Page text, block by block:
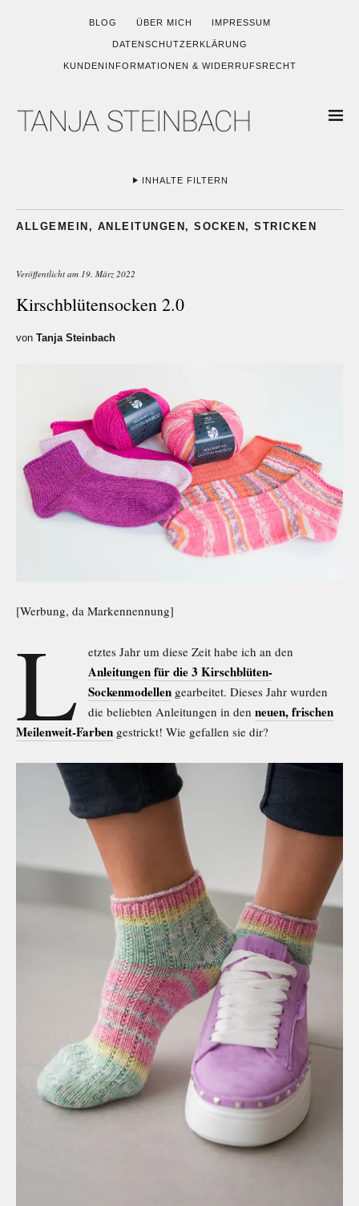
BLOG ÜBER MICH IMPRESSUM
DATENSCHUTZERKLÄRUNG
KUNDENINFORMATIONEN & WIDERRUFSRECHT
INHALTE FILTERN
ALLGEMEIN , ANLEITUNGEN , SOCKEN , STRICKEN
Veröffentlicht am 19. März 2022
Kirschblütensocken 2.0
von Tanja Steinbach
[Werbung, da Markennennung]
L etztes Jahr um diese Zeit habe ich an den
Anleitungenfür die 3 Kirschblüten-
Sockenmodellen gearbeitet. Dieses Jahr wurden
die beliebten Anleitungen in den neuen, frischen
Meilenweit-Farben gestrickt! Wie gefallen sie dir?